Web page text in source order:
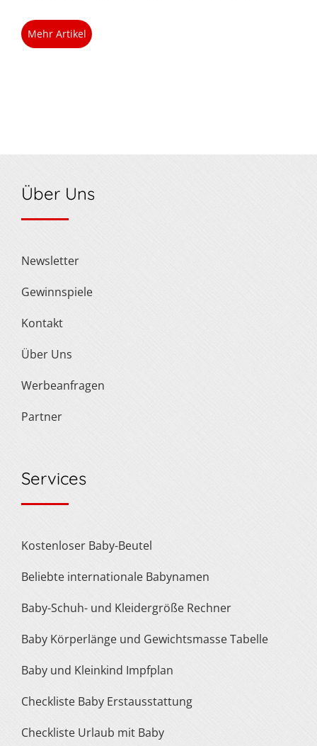
Mehr Artikel
Über Uns
Newsletter
Gewinnspiele
Kontakt
Über Uns
Werbeanfragen
Partner
Services
Kostenloser Baby-Beutel
Beliebte internationale Babynamen
Baby-Schuh- und Kleidergröße Rechner
Baby Körperlänge und Gewichtsmasse Tabelle
Baby und Kleinkind Impfplan
Checkliste Baby Erstausstattung
Checkliste Urlaub mit Baby